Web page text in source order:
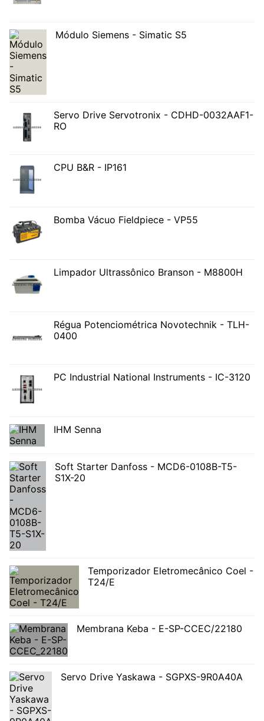
Módulo Siemens - Simatic S5
Servo Drive Servotronix - CDHD-0032AAF1-
RO
CPU B&R - IP161
Bomba Vácuo Fieldpiece - VP55
Limpador Ultrassônico Branson - M8800H
Régua Potenciométrica Novotechnik - TLH-
0400
PC Industrial National Instruments - IC-3120
IHM Senna
Soft Starter Danfoss - MCD6-0108B-T5-
S1X-20
Temporizador Eletromecânico Coel -
T24/E
Membrana Keba - E-SP-CCEC/22180
Servo Drive Yaskawa - SGPXS-9R0A40A